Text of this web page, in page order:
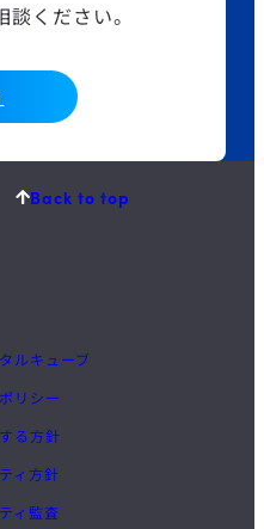
ください。
Back to top
ルキューブ
リシー
る方針
ィ方針
ィ監査